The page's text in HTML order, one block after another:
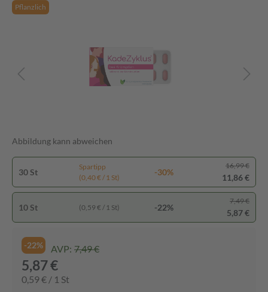
Pflanzlich
Abbildung kann abweichen
30 St
Spartipp
(0,40 € / 1 St)
-30%
16,99 €
11,86 €
10 St (0,59 € / 1 St) -22%
7,49 €
5,87 €
-22% AVP: 7,49 €
5,87 €
0,59 € / 1 St